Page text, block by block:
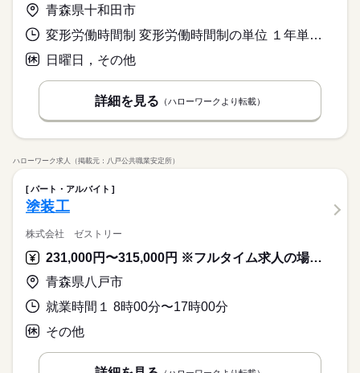
青森県十和田市
変形労働時間制 変形労働時間制の単位 １年単位 就業時間１ 8時00分〜17時00分 就業時間２ 8時30分〜17時30分
日曜日，その他
詳細を見る （ハローワークより転載）
ハローワーク求人（掲載元：八戸公共職業安定所）
パート・アルバイト
塗装工
株式会社 ゼストリー
231,000円〜315,000円 ※フルタイム求人の場合は月額（換算額）、パート求人の場合は時間額を表示しています。
青森県八戸市
就業時間１ 8時00分〜17時00分
その他